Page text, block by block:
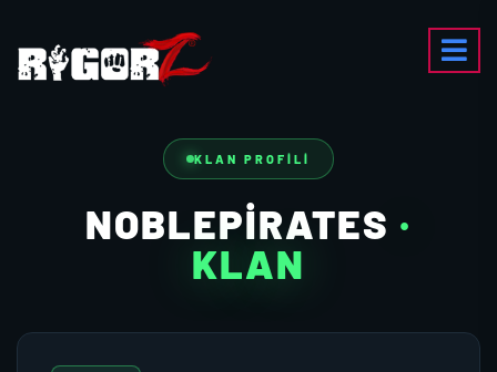
KLAN PROFILI
NOBLEPIRATES ·
KLAN